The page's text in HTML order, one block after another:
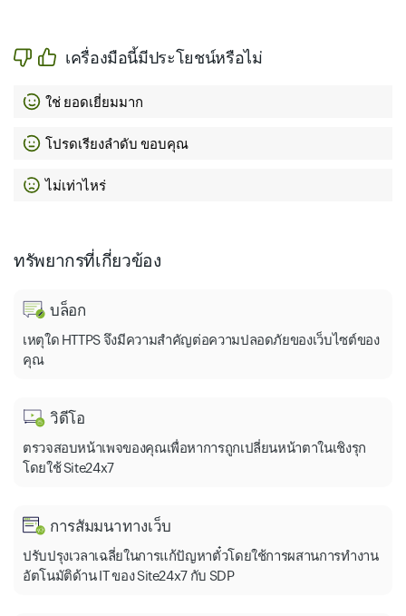
เครื่องมือนี้มีประโยชน์หรือไม่
ใช่ ยอดเยี่ยมมาก
โปรดเรียงลำดับ ขอบคุณ
ไม่เท่าไหร่
ทรัพยากรที่เกี่ยวข้อง
บล็อก
เหตุใด HTTPS จึงมีความสำคัญต่อความปลอดภัยของเว็บไซต์ของ
คุณ
วิดีโอ
ตรวจสอบหน้าเพจของคุณเพื่อหาการถูกเปลี่ยนหน้าตาในเชิงรุก
โดยใช้ Site24x7
การสัมมนาทางเว็บ
ปรับปรุงเวลาเฉลี่ยในการแก้ปัญหาตั๋วโดยใช้การผสานการทำงาน
อัตโนมัติด้าน IT ของ Site24x7 กับ SDP